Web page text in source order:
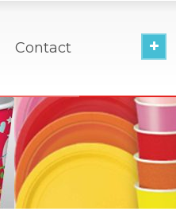
Contact